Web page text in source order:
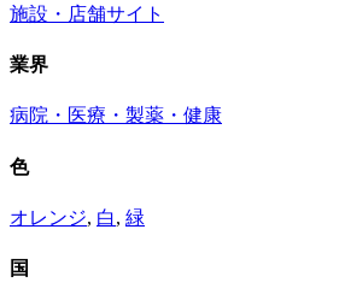
施設・店舗サイト
業界
病院・医療・製薬・健康
色
オレンジ, 白, 緑
国